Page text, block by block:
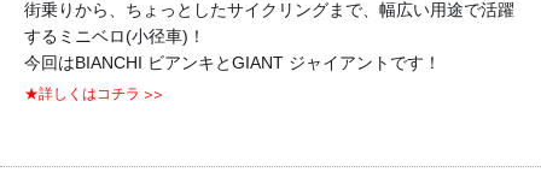
街乗りから、ちょっとしたサイクリングまで、幅広い用途で活躍
するミニベロ(小径車)！
今回はBIANCHI ビアンキとGIANT ジャイアントです！
★詳しくはコチラ >>